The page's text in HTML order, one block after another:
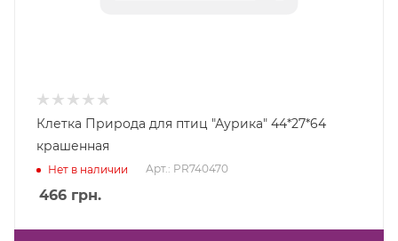
Клетка Природа для птиц "Аурика" 44*27*64
крашенная
Нет в наличии Арт.: PR740470
466 грн.